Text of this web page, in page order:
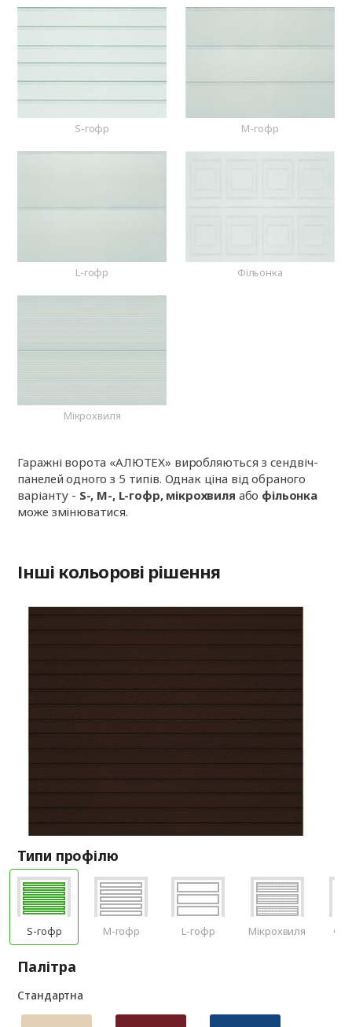
S-гофр M-гофр
L-гофр Фільонка
Мікрохвиля
Гаражні ворота «АЛЮТЕХ» виробляються з сендвіч-
панелей одного з 5 типів. Однак ціна від обраного
варіанту - S-, M-, L-гофр, мікрохвиля або фільонка
може змінюватися.
Інші кольорові рішення
Типи профілю
S-гофр M-гофр L-гофр Мікрохвиля
Палітра
Стандартна